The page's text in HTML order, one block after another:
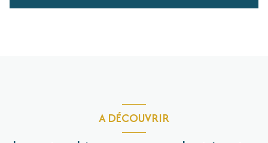
A DÉCOUVRIR